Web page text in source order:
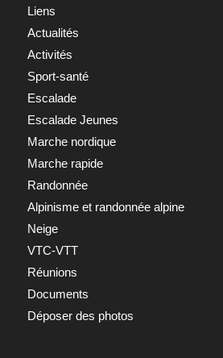
Liens
Actualités
Activités
Sport-santé
Escalade
Escalade Jeunes
Marche nordique
Marche rapide
Randonnée
Alpinisme et randonnée alpine
Neige
VTC-VTT
Réunions
Documents
Déposer des photos